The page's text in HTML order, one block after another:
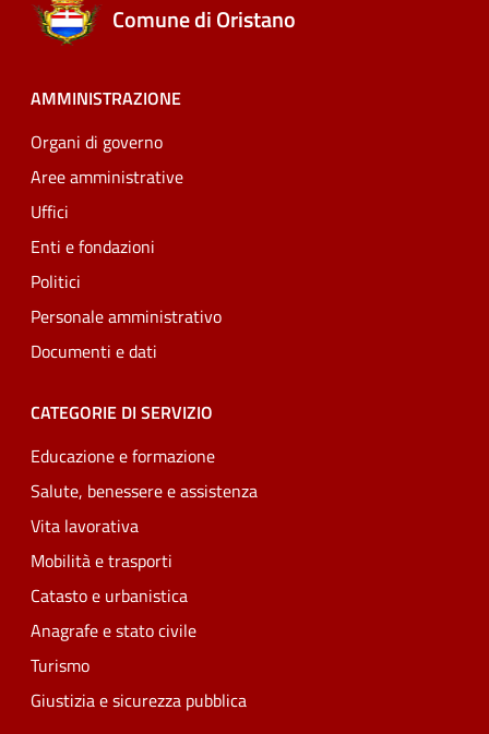
Comune di Oristano
AMMINISTRAZIONE
Organi di governo
Aree amministrative
Uffici
Enti e fondazioni
Politici
Personale amministrativo
Documenti e dati
CATEGORIE DI SERVIZIO
Educazione e formazione
Salute, benessere e assistenza
Vita lavorativa
Mobilità e trasporti
Catasto e urbanistica
Anagrafe e stato civile
Turismo
Giustizia e sicurezza pubblica